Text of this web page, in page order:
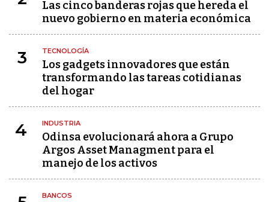
Las cinco banderas rojas que hereda el
nuevo gobierno en materia económica
3 TECNOLOGÍA
Los gadgets innovadores que están
transformando las tareas cotidianas
del hogar
4 INDUSTRIA
Odinsa evolucionará ahora a Grupo
Argos Asset Managment para el
manejo de los activos
BANCOS